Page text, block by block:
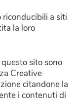
a siti
la loro
sito sono
Creative
citandone la
i contenuti di